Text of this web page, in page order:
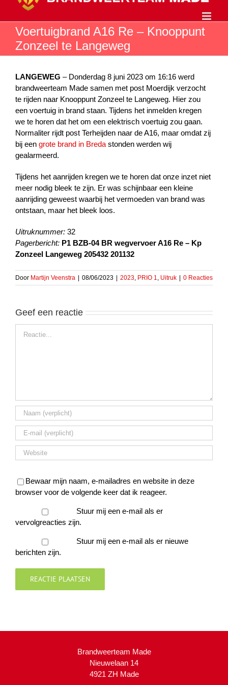
inhoudVoertuigbrand A16 Re – Knooppunt
Zonzeel te Langeweg
LANGEWEG – Donderdag 8 juni 2023 om 16:16 werd
brandweerteam Made samen met post Moerdijk verzocht
te rijden naar Knooppunt Zonzeel te Langeweg. Hier zou
een voertuig in brand staan. Tijdens het inmelden kregen
we te horen dat het om een elektrisch voertuig zou gaan.
Normaliter rijdt post Terheijden naar de A16, maar omdat zij
bij een grote brand in Breda stonden werden wij
gealarmeerd.
Tijdens het aanrijden kregen we te horen dat onze inzet niet
meer nodig bleek te zijn. Er was schijnbaar een kleine
aanrijding geweest waarbij het vermoeden van brand was
ontstaan, maar het bleek loos.
Uitruknummer: 32
Pagerbericht: P1 BZB-04 BR wegvervoer A16 Re – Kp
Zonzeel Langeweg 205432 201132
Door Martijn Veenstra 08/06/2023 2023, PRIO 1, Uitruk 0 Reacties
Geef een reactie
Bewaar mijn naam, e-mailadres en website in deze
browser voor de volgende keer dat ik reageer.
Stuur mij een e-mail als er
vervolgreacties zijn.
Stuur mij een e-mail als er nieuwe
berichten zijn.
Brandweerteam Made
Nieuwelaan 14
4921 ZH Made